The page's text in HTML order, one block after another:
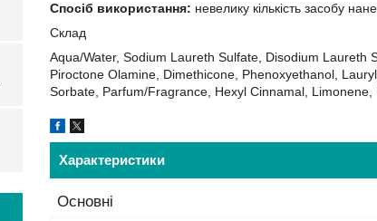
Спосіб використання: невелику кількість засобу
Склад
Aqua/Water, Sodium Laureth Sulfate, Disodium Laureth
Piroctone Olamine, Dimethicone, Phenoxyethanol,
Sorbate, Parfum/Fragrance, Hexyl Cinnamal,
Характеристики
Основні